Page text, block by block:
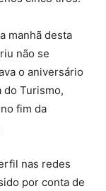
manhã desta
não se
o aniversário
do Turismo,
fim da
nas redes
por conta de